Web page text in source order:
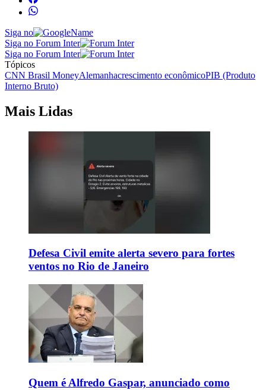
Siga no
Siga no Forum Inter
Siga no Forum Inter
Tópicos
CNN Brasil MoneyAlemanhacrescimento econômicoPIB (Produto
Interno Bruto)
Mais Lidas
Defesa Civil emite alerta severo para fortes
ventos no Rio de Janeiro
Quem é Alfredo Gaspar, anunciado como